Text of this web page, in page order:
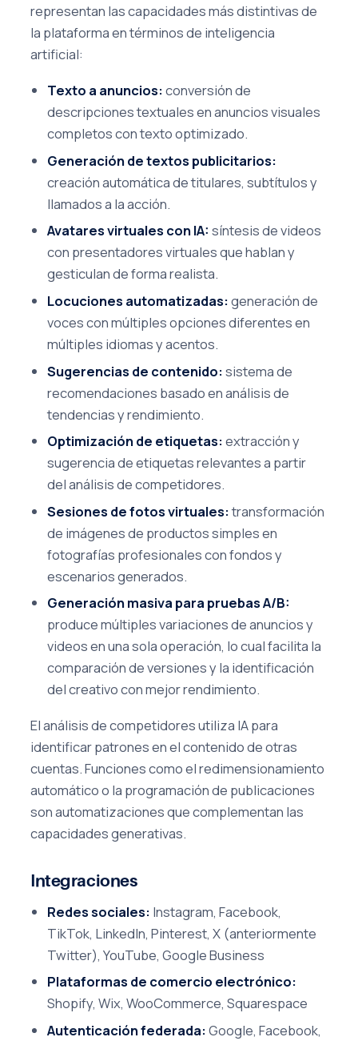
representan las capacidades más distintivas de
la plataforma en términos de inteligencia
artificial:
Texto a anuncios:conversión de
descripciones textuales en anuncios visuales
completos con texto optimizado.
Generación de textos publicitarios:
creación automática de titulares, subtítulos y
llamados a la acción.
Avatares virtuales con IA: síntesis de videos
con presentadores virtuales que hablan y
gesticulan de forma realista.
Locuciones automatizadas:generación de
voces con múltiples opciones diferentes en
múltiples idiomas y acentos.
Sugerencias de contenido:sistema de
recomendaciones basado en análisis de
tendencias y rendimiento.
Optimización de etiquetas:extracción y
sugerencia de etiquetas relevantes a partir
del análisis de competidores.
Sesiones de fotos virtuales:transformación
de imágenes de productos simples en
fotografías profesionales con fondos y
escenarios generados.
Generación masiva para pruebas A/B:
produce múltiples variaciones de anuncios y
videos en una sola operación, lo cual facilita la
comparación de versiones y la identificación
del creativo con mejor rendimiento.
El análisis de competidores utiliza IA para
identificar patrones en el contenido de otras
cuentas. Funciones como el redimensionamiento
automático o la programación de publicaciones
son automatizaciones que complementan las
capacidades generativas.
Integraciones
Redes sociales: Instagram, Facebook,
TikTok, LinkedIn, Pinterest, X (anteriormente
Twitter), YouTube, Google Business
Plataformas de comercio electrónico:
Shopify, Wix, WooCommerce, Squarespace
Autenticación federada:Google, Facebook,